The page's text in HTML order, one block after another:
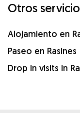
Otros
Alojamiento en
Paseo en Rasines
Drop in visits in